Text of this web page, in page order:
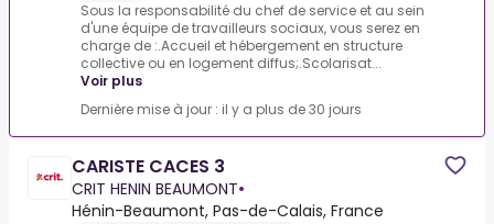
Sous la responsabilité du chef de service et au sein
d'une équipe de travailleurs sociaux, vous serez en
charge de :.Accueil et hébergement en structure
collective ou en logement diffus;.Scolarisat...
Voir plus
Dernière mise à jour : il y a plus de 30 jours
CARISTE CACES 3
CRIT HENIN BEAUMONT•
Hénin-Beaumont, Pas-de-Calais, France